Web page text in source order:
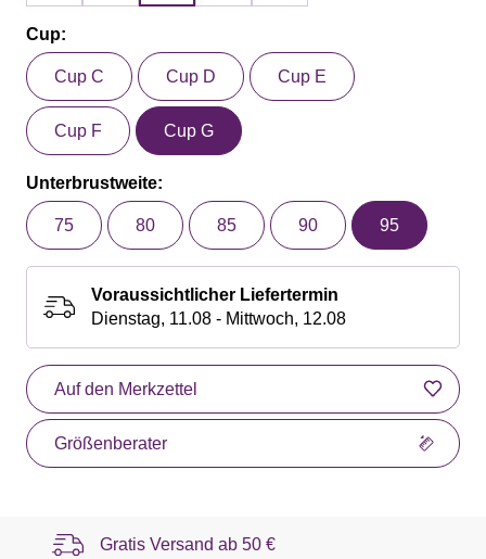
Cup:
Cup C Cup D Cup E
Cup F Cup G
Unterbrustweite:
75 80 85 90 95
Voraussichtlicher Liefertermin
Dienstag, 11.08 - Mittwoch, 12.08
Auf den Merkzettel
Größenberater
Gratis Versand ab 50 €